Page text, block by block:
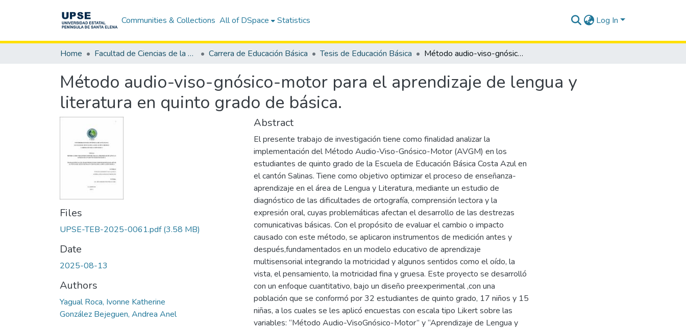
Communities & Collections All of DSpace Statistics Log In
Home Facultad de Ciencias de la Educación e Idiomas Carrera de Educación Básica Tesis de Educación Básica Método audio-viso-gnósico-motor para el aprendizaje de lengua y literatura en quinto grado de básica.
Método audio-viso-gnósico-motor para el aprendizaje de lengua y
literatura en quinto grado de básica.
Files
UPSE-TEB-2025-0061.pdf(3.58 MB)
Date
2025-08-13
Authors
Yagual Roca, Ivonne Katherine
González Bejeguen, Andrea Anel
Abstract
El presente trabajo de investigación tiene como finalidad analizar la
implementación del Método Audio-Viso-Gnósico-Motor (AVGM) en los
estudiantes de quinto grado de la Escuela de Educación Básica Costa Azul en
el cantón Salinas. Tiene como objetivo optimizar el proceso de enseñanza-
aprendizaje en el área de Lengua y Literatura, mediante un estudio de
diagnóstico de las dificultades de ortografía, comprensión lectora y la
expresión oral, cuyas problemáticas afectan el desarrollo de las destrezas
comunicativas básicas. Con el propósito de evaluar el cambio o impacto
causado con este método, se aplicaron instrumentos de medición antes y
después,fundamentados en un modelo educativo de aprendizaje
multisensorial integrando la motricidad y algunos sentidos como el oído, la
vista, el pensamiento, la motricidad fina y gruesa. Este proyecto se desarrolló
con un enfoque cuantitativo, bajo un diseño preexperimental ,con una
población que se conformó por 32 estudiantes de quinto grado, 17 niños y 15
niñas, a los cuales se les aplicó encuestas con escala tipo Likert sobre las
variables: “Método Audio-VisoGnósico-Motor” y “Aprendizaje de Lengua y